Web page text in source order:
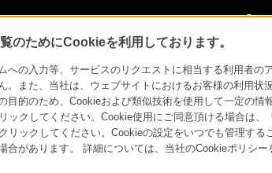
利用感謝 ラッキー抽選会
キー抽選会
のためにCookieを利用しております。
への入力等、サービスのリクエストに相当する利用者
。また、当社は、ウェブサイトにおけるお客様の利用
目的のため、Cookieおよび類似技術を使用して一定の
ックしてください。Cookie使用にご同意頂ける場合は
リックしてください。Cookieの設定をいつでも管理す
合があります。 詳細については、当社のCookieポリシ